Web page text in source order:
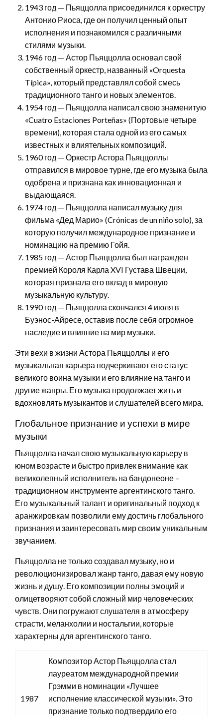
1943 год — Пьяццолла присоединился к оркестру
Антонио Риоса, где он получил ценный опыт
исполнения и познакомился с различными
стилями музыки.
1946 год — Астор Пьяццолла основал свой
собственный оркестр, названный «Orquesta
Típica», который представлял собой смесь
традиционного танго и новых элементов.
1954 год — Пьяццолла написал свою знаменитую
«Cuatro Estaciones Porteñas» (Портовые четыре
времени), которая стала одной из его самых
известных и влиятельных композиций.
1960 год — Оркестр Астора Пьяццоллы
отправился в мировое турне, где его музыка была
одобрена и признана как инновационная и
выдающаяся.
1974 год — Пьяццолла написал музыку для
фильма «Дед Марио» (Crónicas de un niño solo), за
которую получил международное признание и
номинацию на премию Гойя.
1985 год — Астор Пьяццолла был награжден
премией Короля Карла XVI Густава Швеции,
которая признала его вклад в мировую
музыкальную культуру.
1990 год — Пьяццолла скончался 4 июля в
Буэнос-Айресе, оставив после себя огромное
наследие и влияние на мир музыки.
Эти вехи в жизни Астора Пьяццоллы и его
музыкальная карьера подчеркивают его статус
великого воина музыки и его влияние на танго и
другие жанры. Его музыка продолжает жить и
вдохновлять музыкантов и слушателей всего мира.
Глобальное признание и успехи в мире
музыки
Пьяццолла начал свою музыкальную карьеру в
юном возрасте и быстро привлек внимание как
великолепный исполнитель на бандонеоне –
традиционном инструменте аргентинского танго.
Его музыкальный талант и оригинальный подход к
аранжировкам позволили ему достичь глобального
признания и заинтересовать мир своим уникальным
звучанием.
Пьяццолла не только создавал музыку, но и
революционизировал жанр танго, давая ему новую
жизнь и душу. Его композиции полны эмоций и
олицетворяют собой сложный мир человеческих
чувств. Они погружают слушателя в атмосферу
страсти, меланхолии и ностальгии, которые
характерны для аргентинского танго.
1987
Композитор Астор Пьяццолла стал
лауреатом международной премии
Грэмми в номинации «Лучшее
исполнение классической музыки». Это
признание только подтвердило его